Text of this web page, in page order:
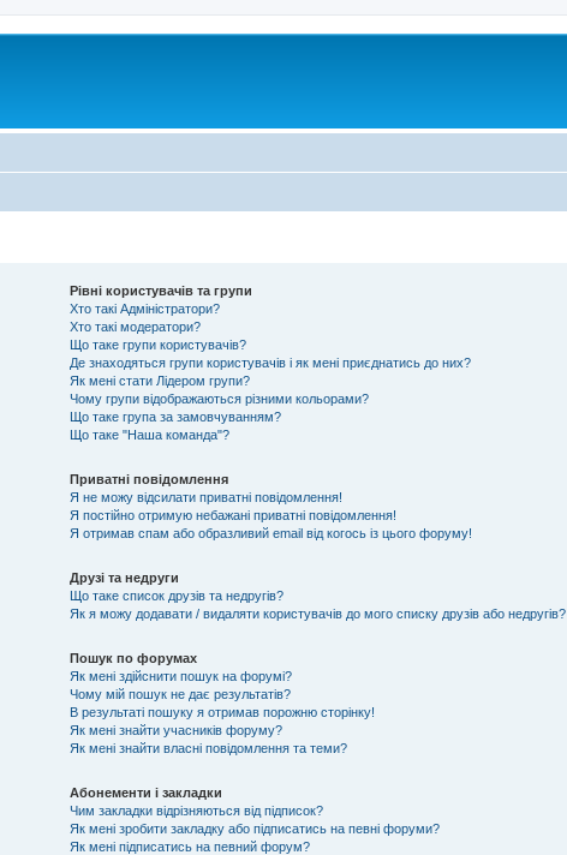
Рівні користувачів та групи
Хто такі Адміністратори?
Хто такі модератори?
Що таке групи користувачів?
Де знаходяться групи користувачів і як мені приєднатись до них?
Як мені стати Лідером групи?
Чому групи відображаються різними кольорами?
Що таке група за замовчуванням?
Що таке "Наша команда"?
Приватні повідомлення
Я не можу відсилати приватні повідомлення!
Я постійно отримую небажані приватні повідомлення!
Я отримав спам або образливий email від когось із цього форуму!
Друзі та недруги
Що таке список друзів та недругів?
Як я можу додавати / видаляти користувачів до мого списку друзів або недругів?
Пошук по форумах
Як мені здійснити пошук на форумі?
Чому мій пошук не дає результатів?
В результаті пошуку я отримав порожню сторінку!
Як мені знайти учасників форуму?
Як мені знайти власні повідомлення та теми?
Абонементи і закладки
Чим закладки відрізняються від підписок?
Як мені зробити закладку або підписатись на певні форуми?
Як мені підписатись на певний форум?